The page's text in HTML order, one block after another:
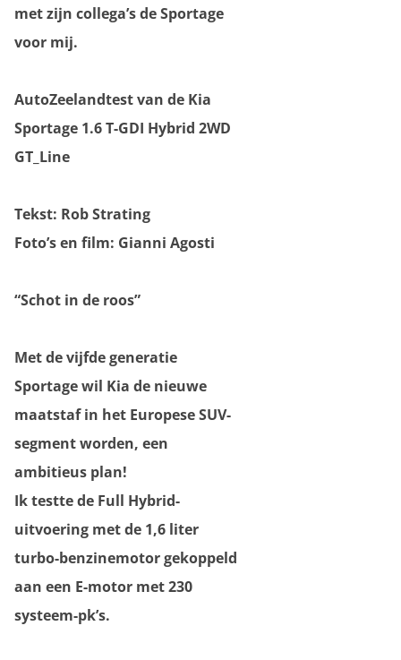
met zijn collega’s de Sportage
voor mij.
AutoZeelandtest van de Kia
Sportage 1.6 T-GDI Hybrid 2WD
GT_Line
Tekst: Rob Strating
Foto’s en film: Gianni Agosti
“Schot in de roos”
Met de vijfde generatie
Sportage wil Kia de nieuwe
maatstaf in het Europese SUV-
segment worden, een
ambitieus plan!
Ik testte de Full Hybrid-
uitvoering met de 1,6 liter
turbo-benzinemotor gekoppeld
aan een E-motor met 230
systeem-pk’s.